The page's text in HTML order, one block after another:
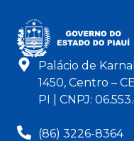
Palácio de
1450, Centro –
PI | CNPJ:
(86) 3226-8364